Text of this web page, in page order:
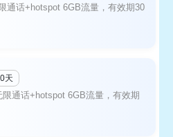
通话+hotspot 6GB流量，有效期30
天
通话+hotspot 6GB流量，有效期